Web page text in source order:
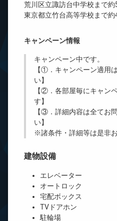
荒川区立諏訪台中学校まで約
東京都立竹台高等学校まで約
キャンペーン情報
キャンペーン中です。
【①．キャンペーン適用
い】
【②．各部屋毎にキャン
す】
【③．詳細内容は全てお
い】
※諸条件・詳細等は是非
建物設備
エレベーター
オートロック
宅配ボックス
TVドアホン
駐輪場